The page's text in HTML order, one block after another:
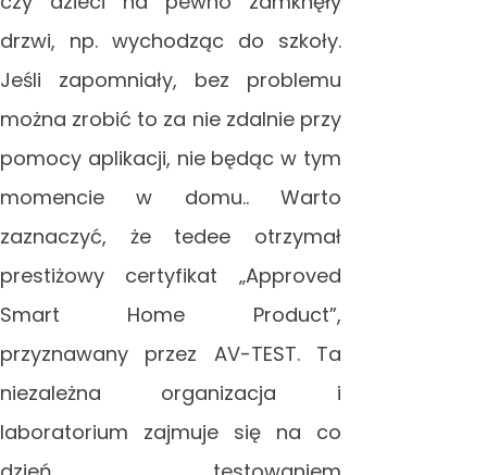
drzwi, np. wychodząc do szkoły.
Jeśli zapomniały, bez problemu
można zrobić to za nie zdalnie przy
pomocy aplikacji, nie będąc w tym
momencie w domu.. Warto
zaznaczyć, że tedee otrzymał
prestiżowy certyfikat „Approved
Smart Home Product”,
przyznawany przez AV-TEST. Ta
niezależna organizacja i
laboratorium zajmuje się na co